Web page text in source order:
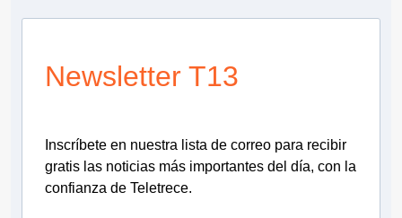
Newsletter T13
Inscríbete en nuestra lista de correo para recibir
gratis las noticias más importantes del día, con la
confianza de Teletrece.